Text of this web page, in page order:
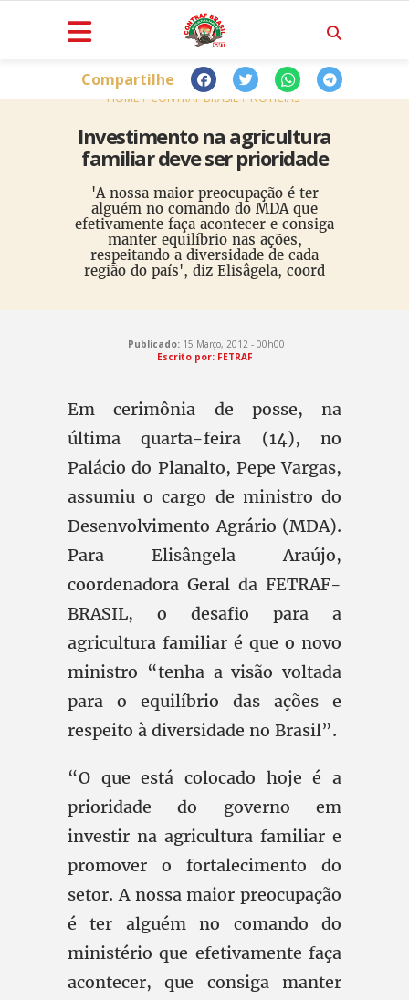
HOME CONTRAF BRASIL NOTÍCIAS
Investimento na agricultura
familiar deve ser prioridade
'A nossa maior preocupação é ter
alguém no comando do MDA que
efetivamente faça acontecer e consiga
manter equilíbrio nas ações,
respeitando a diversidade de cada
região do país', diz Elisâgela, coord
Compartilhe
Publicado:15 Março, 2012 - 00h00
Escrito por: FETRAF
Em cerimônia de posse, na
última quarta-feira (14), no
Palácio do Planalto, Pepe Vargas,
assumiu o cargo de ministro do
Desenvolvimento Agrário (MDA).
Para Elisângela Araújo,
coordenadora Geral da FETRAF-
BRASIL, o desafio para a
agricultura familiar é que o novo
ministro “tenha a visão voltada
para o equilíbrio das ações e
respeito à diversidade no Brasil”.
“O que está colocado hoje é a
prioridade do governo em
investir na agricultura familiar e
promover o fortalecimento do
setor. A nossa maior preocupação
é ter alguém no comando do
ministério que efetivamente faça
acontecer, que consiga manter